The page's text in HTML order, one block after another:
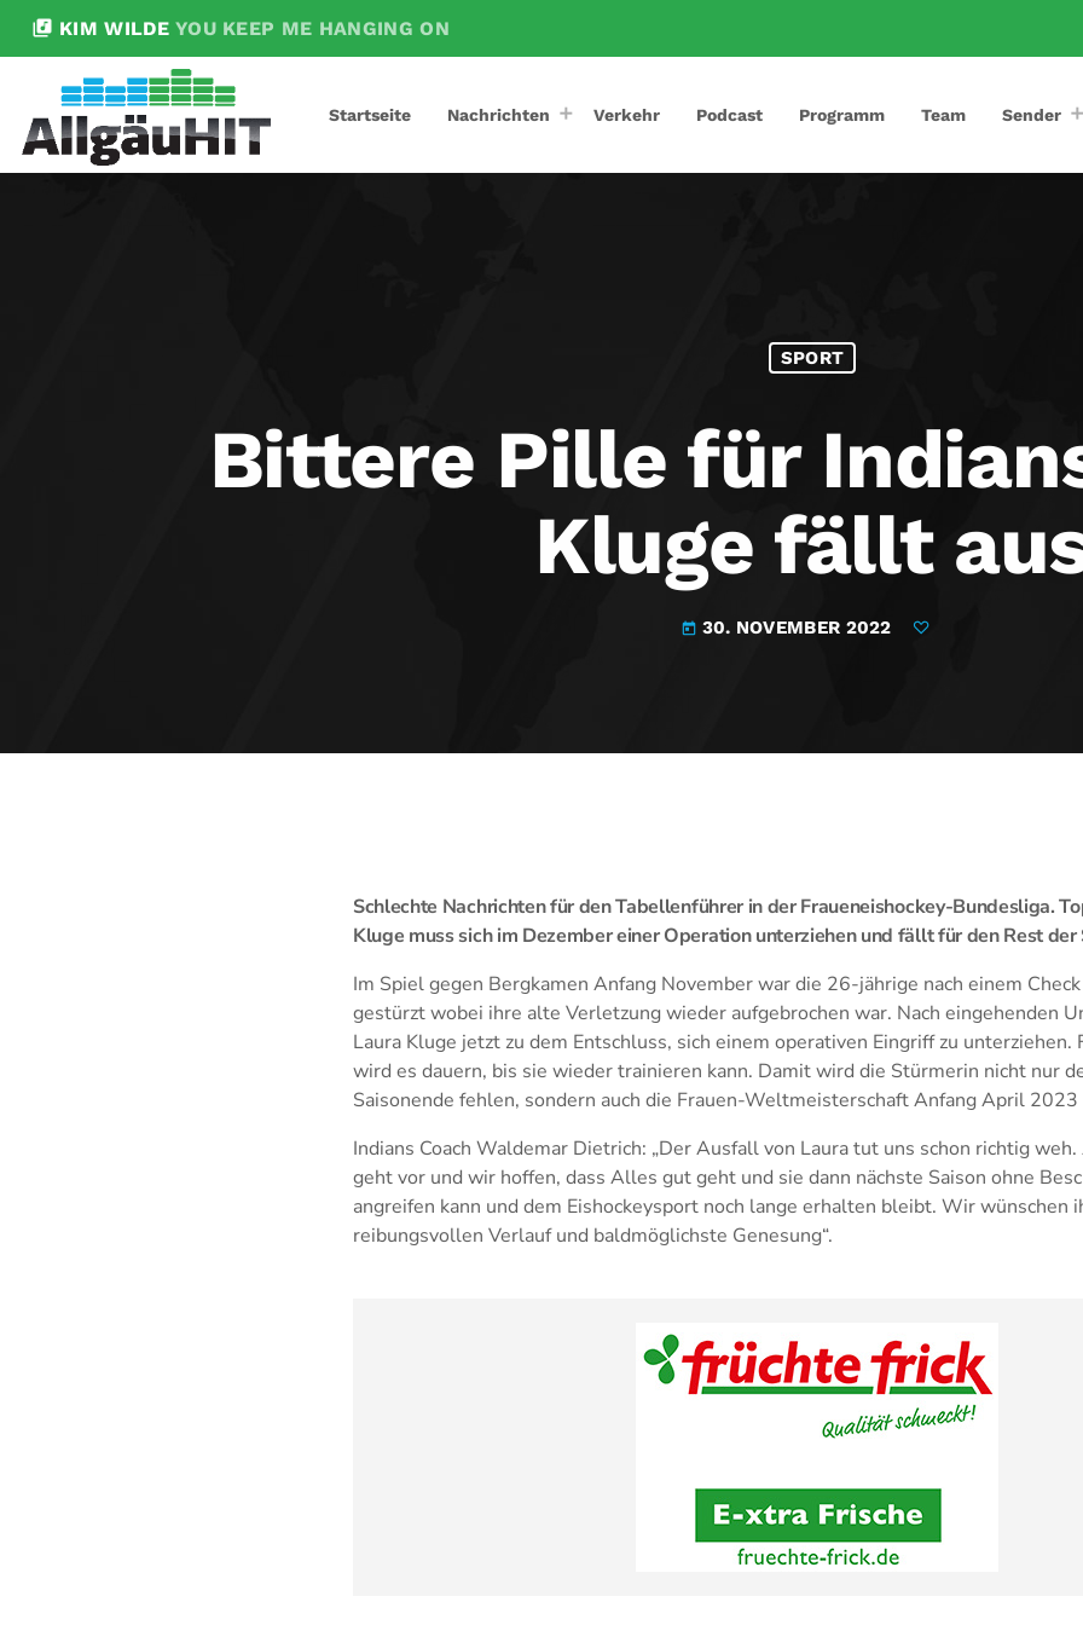
library_music KIM WILDE YOU KEEP ME HANGING ON
Startseite Nachrichten Verkehr Podcast Programm Team Sender
SPORT
Bittere Pille für
Kluge fällt
today 30. NOVEMBER 2022
Schlechte Nachrichten für den Tabellenführer in der Fraueneishockey-Bundesliga.
Kluge muss sich im Dezember einer Operation unterziehen und fällt für den Rest der
Im Spiel gegen Bergkamen Anfang November war die 26-jährige nach einem
gestürzt wobei ihre alte Verletzung wieder aufgebrochen war. Nach eingehenden
Laura Kluge jetzt zu dem Entschluss, sich einem operativen Eingriff zu unterziehen.
wird es dauern, bis sie wieder trainieren kann. Damit wird die Stürmerin nicht nur
Saisonende fehlen, sondern auch die Frauen-Weltmeisterschaft Anfang April 2023
Indians Coach Waldemar Dietrich: „Der Ausfall von Laura tut uns schon richtig
geht vor und wir hoffen, dass Alles gut geht und sie dann nächste Saison ohne
angreifen kann und dem Eishockeysport noch lange erhalten bleibt. Wir wünschen
reibungsvollen Verlauf und baldmöglichste Genesung“.